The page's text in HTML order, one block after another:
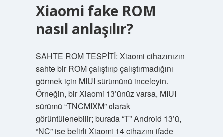
Xiaomi fake ROM
nasıl anlaşılır?
SAHTE ROM TESPİTİ: Xiaomi cihazınızın
sahte bir ROM çalıştırıp çalıştırmadığını
görmek için MIUI sürümünü inceleyin.
Örneğin, bir Xiaomi 13’ünüz varsa, MIUI
sürümü “TNCMIXM” olarak
görüntülenebilir; burada “T” Android 13’ü,
“NC” ise belirli Xiaomi 14 cihazını ifade